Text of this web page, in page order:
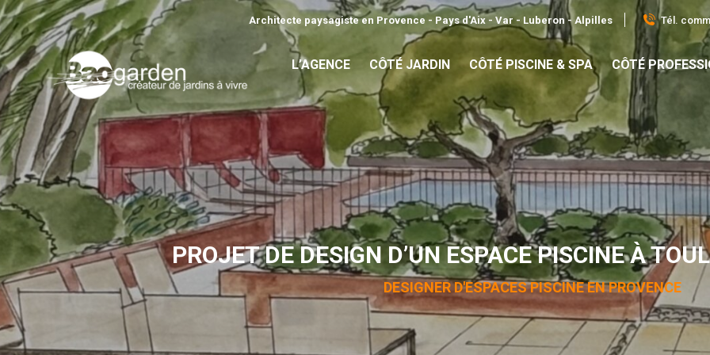
Architecte paysagiste en Provence - Pays d'Aix - Var - Luberon - Alpilles Tél.
L’AGENCE CÔTÉ JARDIN CÔTÉ PISCINE & SPA CÔTÉ
PROJET DE DESIGN D’UN ESPACE PISCINE À
DESIGNER D'ESPACES PISCINE EN PROVENCE